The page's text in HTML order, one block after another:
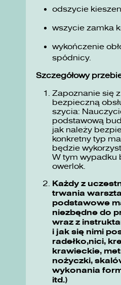
odszycie
wszycie zamka
wykończenie
spódnicy.
Szczegółowy
Zapoznanie się
bezpieczną
szycia:
podstawową
jak należy
konkretny typ
będzie
W tym wypadku
owerlok.
Każdy z
trwania
podstawowe
niezbędne do
wraz z
i jak się nimi
radełko,nici,
krawieckie,
nożyczki,
wykonania
itd.)